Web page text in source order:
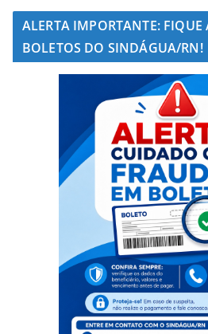
ALERTA IMPORTANTE: FIQUE
BOLETOS DO SINDÁGUA/RN!